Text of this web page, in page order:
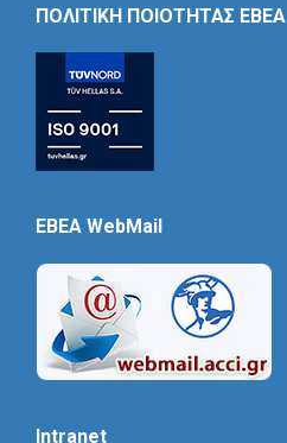
ΠΟΛΙΤΙΚΗ ΠΟΙΟΤΗΤΑΣ ΕΒΕΑ
EBEA WebMail
Intranet